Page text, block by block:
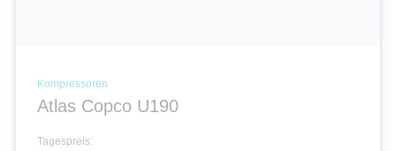
Kompressoren
Atlas Copco U190
Tagespreis: